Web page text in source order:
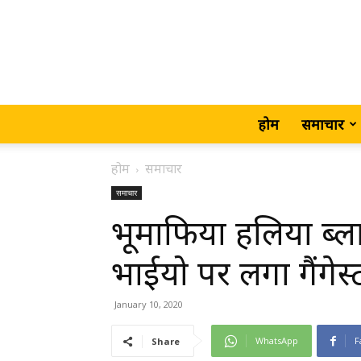
होम समाचार
होम समाचार
समाचार
भूमाफिया हलिया
भाईयो पर लगा
January 10, 2020
Share WhatsApp